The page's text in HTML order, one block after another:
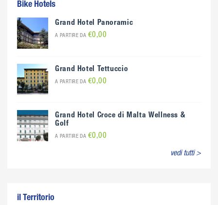
Bike Hotels
Grand Hotel Panoramic
A PARTIRE DA €0,00
Grand Hotel Tettuccio
A PARTIRE DA €0,00
Grand Hotel Croce di Malta Wellness &
Golf
A PARTIRE DA €0,00
vedi tutti >
il Territorio